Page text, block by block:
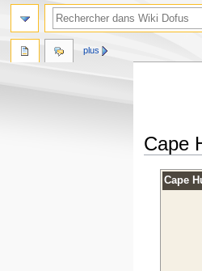
Cape
Cape
plus